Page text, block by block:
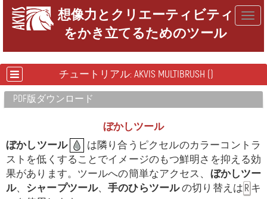
想像力とクリエーティビティ
をかき立てるためのツール
チュートリアル: AKVIS MULTIBRUSH ()
PDF版ダウンロード
ぼかしツール
ぼかしツール
は隣り合うピクセルのカラーコントラ
ストを低くすることでイメージのもつ鮮明さを抑える効
果があります。ツールへの簡単なアクセス、 ぼかしツー
ル、 シャープツール、手のひらツールの切り替えは R キ